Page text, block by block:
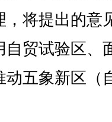
将提出的意
贸试验区、
五象新区（